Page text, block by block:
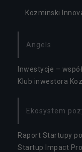
Kozminski
Angels
Inwestycje –
Klub inwestora
Ekosystem
Raport Startupy
Startup Impact